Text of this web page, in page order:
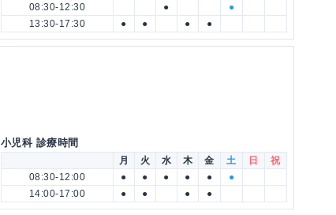
08:30-12:30
●
●
13:30-17:30
● ● ● ●
小児科 診療時間
月 火 水 木 金 土 日
祝
08:30-12:00
● ● ● ● ●
●
14:00-17:00
● ● ● ●